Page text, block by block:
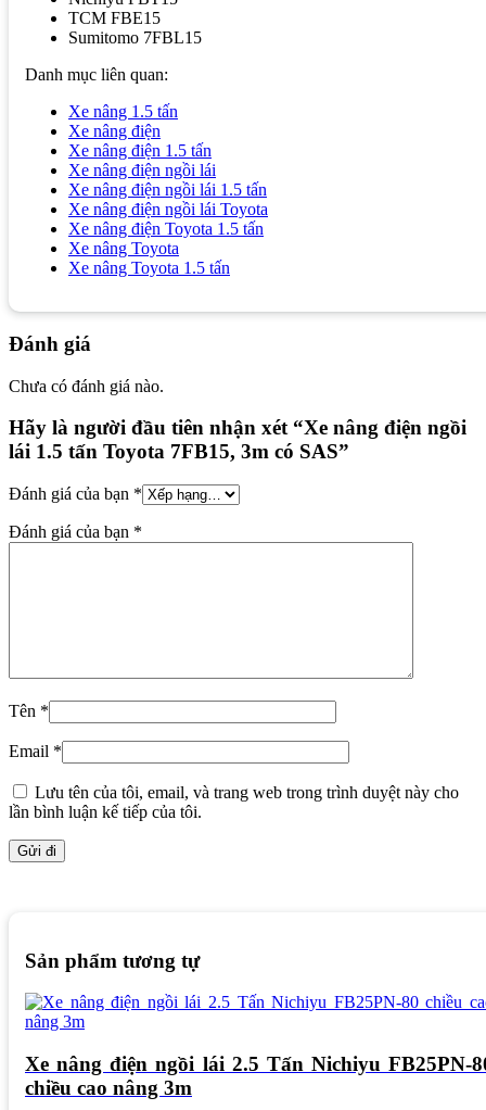
TCM FBE15
Sumitomo 7FBL15
Danh mục liên quan:
Xe nâng 1.5 tấn
Xe nâng điện
Xe nâng điện 1.5 tấn
Xe nâng điện ngồi lái
Xe nâng điện ngồi lái 1.5 tấn
Xe nâng điện ngồi lái Toyota
Xe nâng điện Toyota 1.5 tấn
Xe nâng Toyota
Xe nâng Toyota 1.5 tấn
Đánh giá
Chưa có đánh giá nào.
Hãy là người đầu tiên nhận xét “Xe nâng điện ngồi
lái 1.5 tấn Toyota 7FB15, 3m có SAS”
Đánh giá của bạn *
Đánh giá của bạn *
Tên *
Email *
Lưu tên của tôi, email, và trang web trong trình duyệt này cho
lần bình luận kế tiếp của tôi.
Sản phẩm tương tự
Xe nâng điện ngồi lái 2.5 Tấn Nichiyu FB25PN-
chiều cao nâng 3m